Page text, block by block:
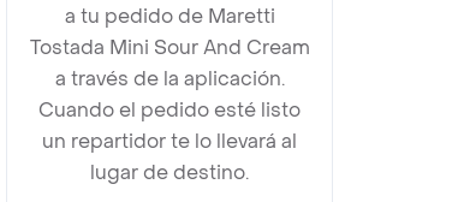
a tu pedido de Maretti
Tostada Mini Sour And Cream
a través de la aplicación.
Cuando el pedido esté listo
un repartidor te lo llevará al
lugar de destino.